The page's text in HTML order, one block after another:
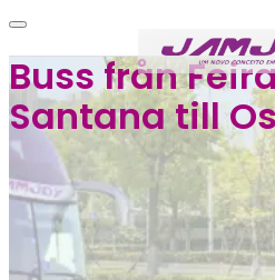
Buss från
Santana till